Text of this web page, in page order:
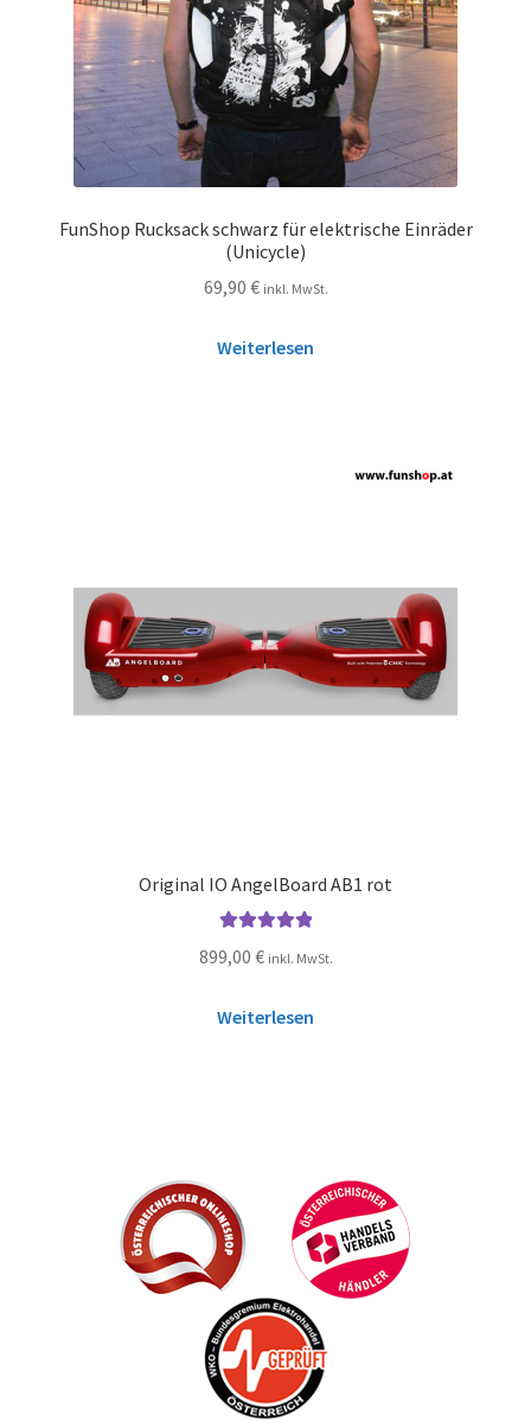
FunShop Rucksack schwarz für elektrische Einräder
(Unicycle)
69,90 € inkl. MwSt.
Weiterlesen
Original IO AngelBoard AB1 rot
5.00
899,00 € inkl. MwSt.
Weiterlesen